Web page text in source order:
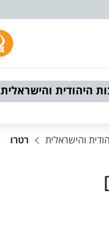
היהודית והישראלית
והישראלית רטרו